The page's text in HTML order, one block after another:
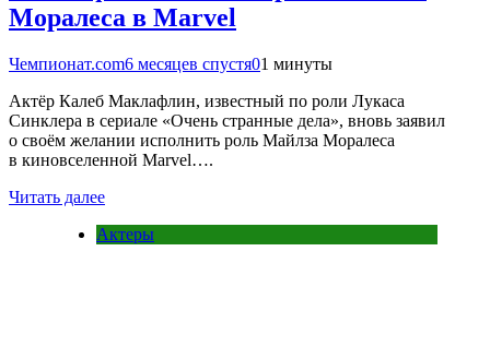
Моралеса в Marvel
Чемпионат.com6 месяцев спустя01 минуты
Актёр Калеб Маклафлин, известный по роли Лукаса
Синклера в сериале «Очень странные дела», вновь заявил
о своём желании исполнить роль Майлза Моралеса
в киновселенной Marvel….
Читать далее
Актеры